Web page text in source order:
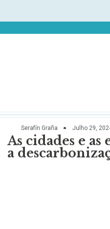
Serafín Graña Julho 29,
As cidades e as
a